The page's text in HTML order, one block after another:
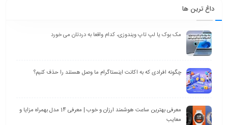
داغ ترین ها
مک بوک یا لپ تاپ ویندوزی، کدام واقعا به دردتان می خورد
چگونه افرادی که به اکانت اینستاگرام ما وصل هستند را حذف کنیم؟
معرفی بهترین ساعت هوشمند ارزان و خوب | معرفی 14 مدل بهمراه مزایا و
معایب